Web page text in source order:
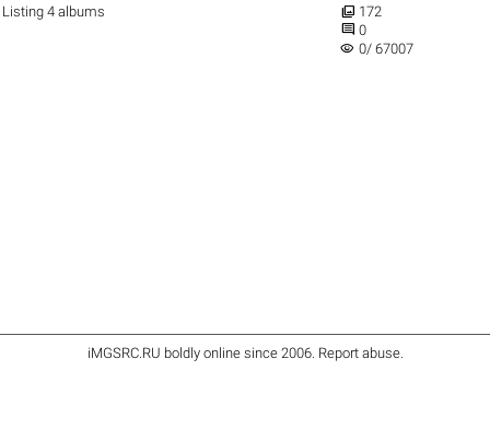
Listing 4 albums
 172
 0
visibility 0/ 67007
iMGSRC.RU boldly online since 2006. Report abuse.